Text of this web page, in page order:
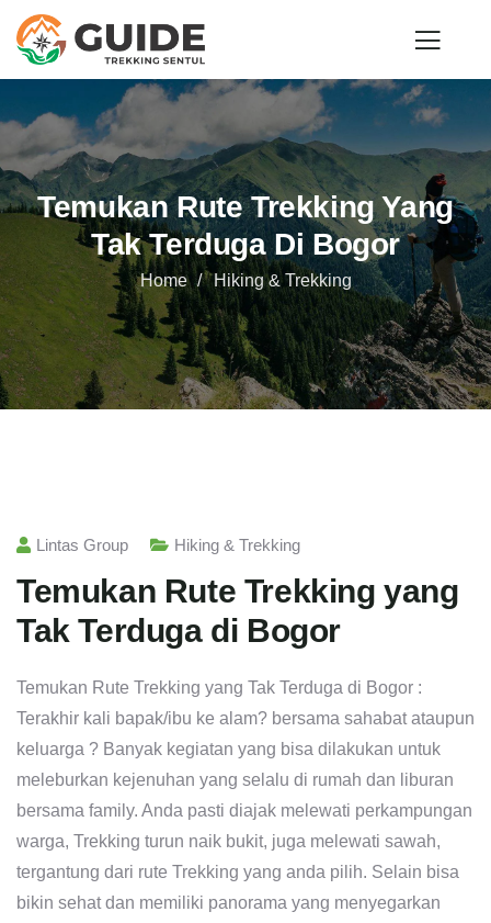
Temukan Rute Trekking Yang
Tak Terduga Di Bogor
Home Hiking & Trekking
Lintas Group Hiking & Trekking
Temukan Rute Trekking yang
Tak Terduga di Bogor
Temukan Rute Trekking yang Tak Terduga di Bogor :
Terakhir kali bapak/ibu ke alam? bersama sahabat ataupun
keluarga ? Banyak kegiatan yang bisa dilakukan untuk
meleburkan kejenuhan yang selalu di rumah dan liburan
bersama family. Anda pasti diajak melewati perkampungan
warga, Trekking turun naik bukit, juga melewati sawah,
tergantung dari rute Trekking yang anda pilih. Selain bisa
bikin sehat dan memiliki panorama yang menyegarkan